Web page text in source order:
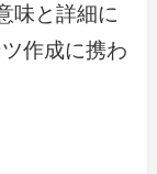
味と詳細に
作成に携わ